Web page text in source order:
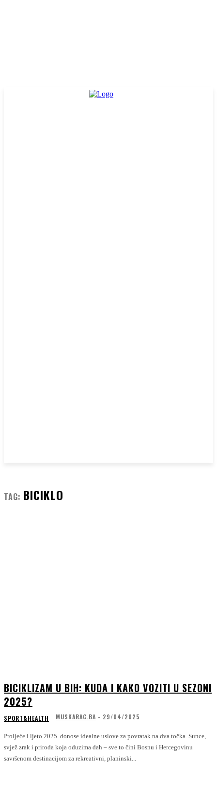
TAG: BICIKLO
BICIKLIZAM U BIH: KUDA I KAKO VOZITI U SEZONI
2025?
SPORT&HEALTH MUSKARAC.BA - 29/04/2025
Proljeće i ljeto 2025. donose idealne uslove za povratak na dva točka. Sunce,
svjež zrak i priroda koja oduzima dah – sve to čini Bosnu i Hercegovinu
savršenom destinacijom za rekreativni, planinski...